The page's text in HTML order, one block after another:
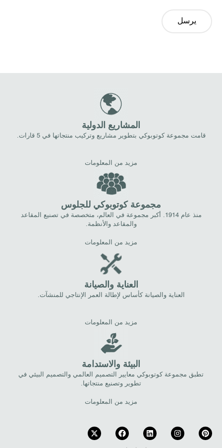
يرسل
المشاريع الدولية
قامت مجموعة كوتوبوكي بتطوير مشاريع وتركيب منتجاتها في 5 قارات.
مزيد من المعلومات
مجموعة كوتوبوكي للجلوس
منذ عام 1914. أكبر مجموعة في العالم، متخصصة في تصنيع المقاعد
والمقاعد والأنظمة.
مزيد من المعلومات
العناية والصيانة
العناية والصيانة كأساس لإطالة العمر الإنتاجي للمنشآت.
مزيد من المعلومات
البيئة والاستدامة
تطبق مجموعة كوتوبوكي معايير التصميم العالمي والتصميم البيئي في
تطوير وتصنيع منتجاتها.
مزيد من المعلومات